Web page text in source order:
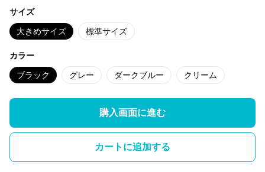
サイズ
大きめサイズ 標準サイズ
カラー
ブラック グレー ダークブルー クリーム
購入画面に進む
カートに追加する